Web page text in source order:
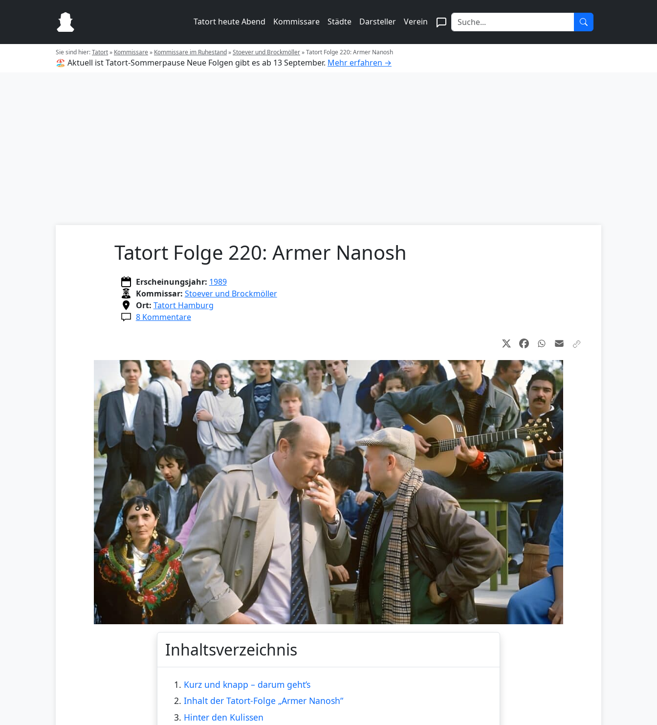
Tatort heute Abend Kommissare Städte Darsteller Verein
Sie sind hier:Tatort» Kommissare» Kommissare im Ruhestand»Stoever und Brockmöller»Tatort Folge 220: Armer Nanosh
🏖️ Aktuell ist Tatort-Sommerpause Neue Folgen gibt es ab 13 September. Mehr erfahren →
Tatort Folge 220: Armer Nanosh
Erscheinungsjahr: 1989
Kommissar: Stoever und Brockmöller
Ort: Tatort Hamburg
8 Kommentare
Inhaltsverzeichnis
1. Kurz und knapp – darum geht’s
2. Inhalt der Tatort-Folge „Armer Nanosh“
3. Hinter den Kulissen